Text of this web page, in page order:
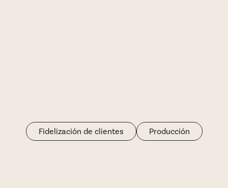
Fidelización de clientes Producción